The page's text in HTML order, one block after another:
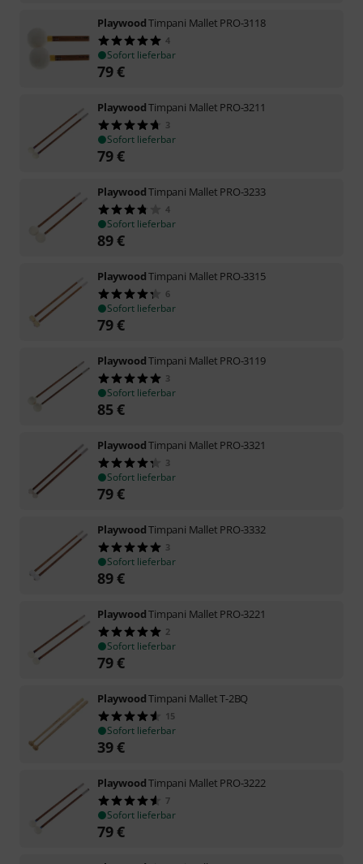
PlaywoodTimpani Mallet PRO-3118
4
Sofort lieferbar
79€
PlaywoodTimpani Mallet PRO-3211
3
Sofort lieferbar
79€
PlaywoodTimpani Mallet PRO-3233
4
Sofort lieferbar
89€
PlaywoodTimpani Mallet PRO-3315
6
Sofort lieferbar
79€
PlaywoodTimpani Mallet PRO-3119
3
Sofort lieferbar
85€
PlaywoodTimpani Mallet PRO-3321
3
Sofort lieferbar
79€
PlaywoodTimpani Mallet PRO-3332
3
Sofort lieferbar
89€
PlaywoodTimpani Mallet PRO-3221
2
Sofort lieferbar
79€
PlaywoodTimpani Mallet T-2BQ
15
Sofort lieferbar
39€
PlaywoodTimpani Mallet PRO-3222
7
Sofort lieferbar
79€